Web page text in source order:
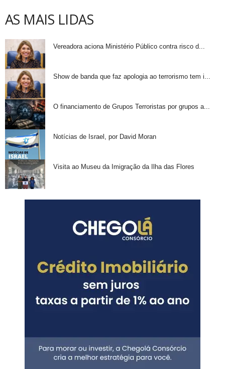
AS MAIS LIDAS
Vereadora aciona Ministério Público contra risco d...
Show de banda que faz apologia ao terrorismo tem i...
O financiamento de Grupos Terroristas por grupos a...
Notícias de Israel, por David Moran
Visita ao Museu da Imigração da Ilha das Flores